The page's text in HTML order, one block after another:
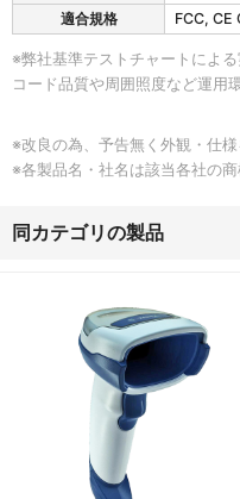
適合規格
FCC, CE
※弊社基準テストチャートによ
コード品質や周囲照度など運用
※改良の為、予告無く外観・仕様
※各製品名・社名は該当各社の商
同カテゴリの製品